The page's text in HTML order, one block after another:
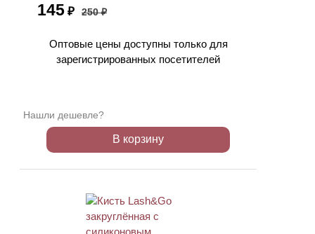
145 ₽ 250 ₽
Оптовые цены доступны только для
зарегистрированных посетителей
Нашли дешевле?
В корзину